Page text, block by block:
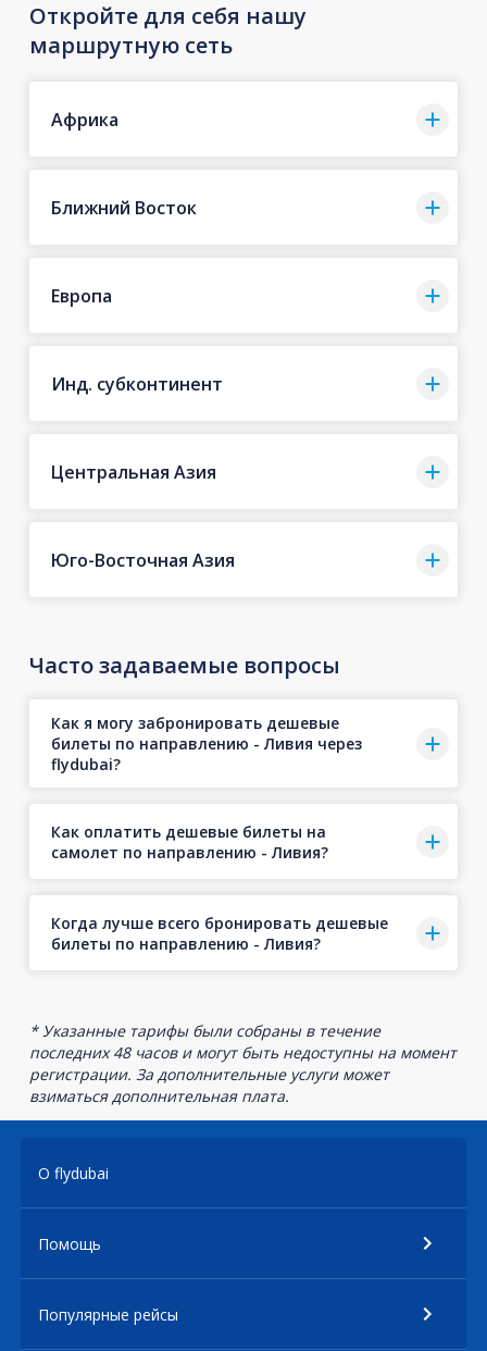
Откройте для себя нашу
маршрутную сеть
Африка
Ближний Восток
Европа
Инд. субконтинент
Центральная Азия
Юго-Восточная Азия
Часто задаваемые вопросы
Как я могу забронировать дешевые
билеты по направлению - Ливия через
flydubai?
Как оплатить дешевые билеты на
самолет по направлению - Ливия?
Когда лучше всего бронировать дешевые
билеты по направлению - Ливия?
* Указанные тарифы были собраны в течение
последних 48 часов и могут быть недоступны на момент
регистрации. За дополнительные услуги может
взиматься дополнительная плата.
О flydubai
Помощь
Популярные рейсы